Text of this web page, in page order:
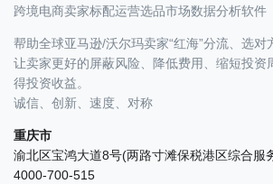
跨境电商卖家标配运营选品市场数据分析软件
帮助全球亚马逊/沃尔玛卖家“红海”分流、选对
让卖家更好的屏蔽风险、降低费用、缩短投资
得投资收益。
诚信、创新、速度、对称
重庆市
渝北区宝鸿大道8号(两路寸滩保税港区综合服
4000-700-515